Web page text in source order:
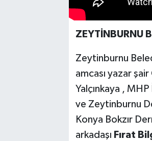
ZEYTİNBURNU
Zeytinburnu
amcası yazar şair
Yalçınkaya , MHP
ve Zeytinburnu
Konya Bokzır
arkadaşı Fırat